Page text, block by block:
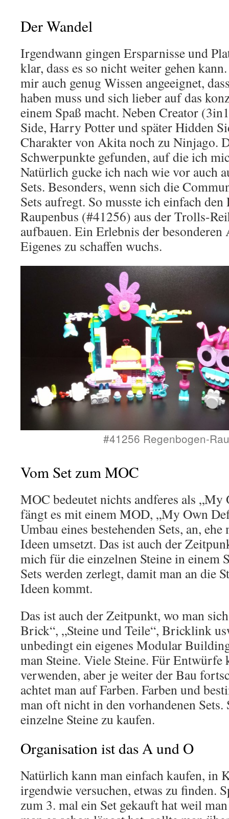
Der Wandel
Irgendwann gingen Ersparnisse und
klar, dass es so nicht weiter gehen
mir auch genug Wissen angeeignet,
haben muss und sich lieber auf das
einem Spaß macht. Neben Creator
Side, Harry Potter und später Hidden
Charakter von Akita noch zu Ninjago.
Schwerpunkte gefunden, auf die ich
Natürlich gucke ich nach wie vor auch
Sets. Besonders, wenn sich die
Sets aufregt. So musste ich einfach den
Raupenbus (#41256) aus der Trolls-
aufbauen. Ein Erlebnis der
Eigenes zu schaffen wuchs.
#41256 Regenbogen-
Vom Set zum MOC
MOC bedeutet nichts andferes als
fängt es mit einem MOD, „My Own
Umbau eines bestehenden Sets, an, ehe
Ideen umsetzt. Das ist auch der
mich für die einzelnen Steine in einem
Sets werden zerlegt, damit man an die
Ideen kommt.
Das ist auch der Zeitpunkt, wo man
Brick“, „Steine und Teile“, Bricklink
unbedingt ein eigenes Modular
man Steine. Viele Steine. Für Entwürfe
verwenden, aber je weiter der Bau
achtet man auf Farben. Farben und
man oft nicht in den vorhandenen Sets.
einzelne Steine zu kaufen.
Organisation ist das A und O
Natürlich kann man einfach kaufen, in
irgendwie versuchen, etwas zu finden.
zum 3. mal ein Set gekauft hat weil man